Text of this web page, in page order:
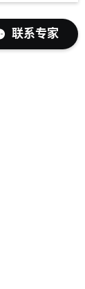
联系专家